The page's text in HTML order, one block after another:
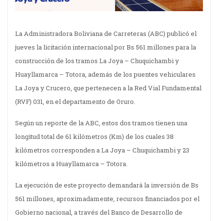
La Administradora Boliviana de Carreteras (ABC) publicó el
jueves la licitación internacional por Bs 561 millones para la
construcción de los tramos La Joya – Chuquichambi y
Huayllamarca – Totora, además de los puentes vehiculares
La Joya y Crucero, que pertenecen a la Red Vial Fundamental
(RVF) 031, en el departamento de Oruro.
Según un reporte de la ABC, estos dos tramos tienen una
longitud total de 61 kilómetros (Km) de los cuales 38
kilómetros corresponden a La Joya – Chuquichambi y 23
kilómetros a Huayllamarca – Totora.
La ejecución de este proyecto demandará la inversión de Bs
561 millones, aproximadamente, recursos financiados por el
Gobierno nacional, a través del Banco de Desarrollo de